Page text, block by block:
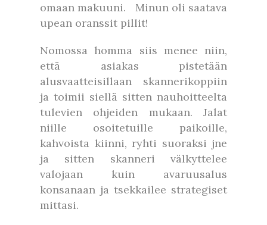
omaan makuuni. Minun oli saatava
upean oranssit pillit!
Nomossa homma siis menee niin,
että asiakas pistetään
alusvaatteisillaan skannerikoppiin
ja toimii siellä sitten nauhoitteelta
tulevien ohjeiden mukaan. Jalat
niille osoitetuille paikoille,
kahvoista kiinni, ryhti suoraksi jne
ja sitten skanneri välkyttelee
valojaan kuin avaruusalus
konsanaan ja tsekkailee strategiset
mittasi.